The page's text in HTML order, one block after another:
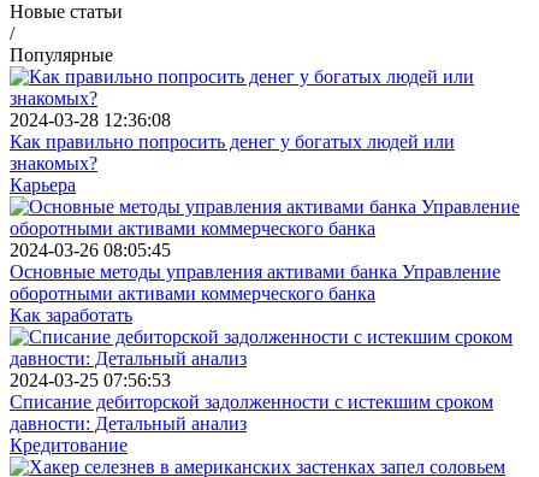
Новые статьи
/
Популярные
2024-03-28 12:36:08
Как правильно попросить денег у богатых людей или
знакомых?
Карьера
2024-03-26 08:05:45
Основные методы управления активами банка Управление
оборотными активами коммерческого банка
Как заработать
2024-03-25 07:56:53
Списание дебиторской задолженности с истекшим сроком
давности: Детальный анализ
Кредитование